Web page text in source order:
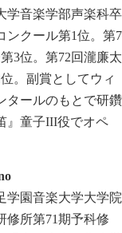
学音楽学部声楽科卒
ンクール第1位。第7
3位。第72回瀧廉太
。副賞としてウィ
タールのもとで研鑽
』童子III役でオペ
学園音楽大学大学院
修所第71期予科修